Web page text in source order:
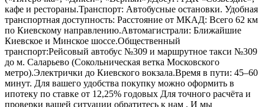
кафе и рестораны.Транспорт: Автобусные остановки. Удобная
транспортная доступность: Расстояние от МКАД: Всего 62 км
по Киевскому направлению.Автомагистрали: Ближайшие
Киевское и Минское шоссе.Общественный
транспорт:Рейсовый автобус №309 и маршрутное такси №309
до м. Саларьево (Сокольническая ветка Московского
метро).Электрички до Киевского вокзала.Время в пути: 45–60
минут. Для вашего удобства покупку можно оформить в
ипотеку по ставке от 12,25% годовых Для точного расчёта и
проверки вашей ситуации обратитесь к нам . И мы